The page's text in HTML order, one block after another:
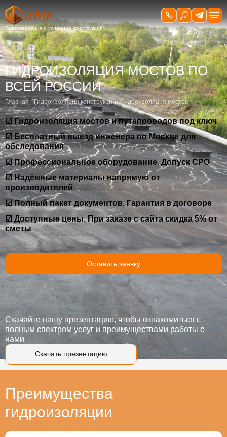
ГИДРОИЗОЛЯЦИЯ МОСТОВ ПО
ВСЕЙ РОССИИ
Главная Гидроизоляция конструкций Гидроизоляция мостов
☑ Гидроизоляция мостов и путепроводов под ключ
☑ Бесплатный выезд инженера по Москве для
обследования
☑ Профессиональное оборудование. Допуск СРО
☑ Надёжные материалы напрямую от
производителей
☑ Полный пакет документов. Гарантия в договоре
☑ Доступные цены. При заказе с сайта скидка 5% от
сметы
Оставить заявку
Скачать презентацию
Скачайте нашу презентацию, чтобы ознакомиться с
полным спектром услуг и преимуществами работы с
нами
Преимущества
гидроизоляции